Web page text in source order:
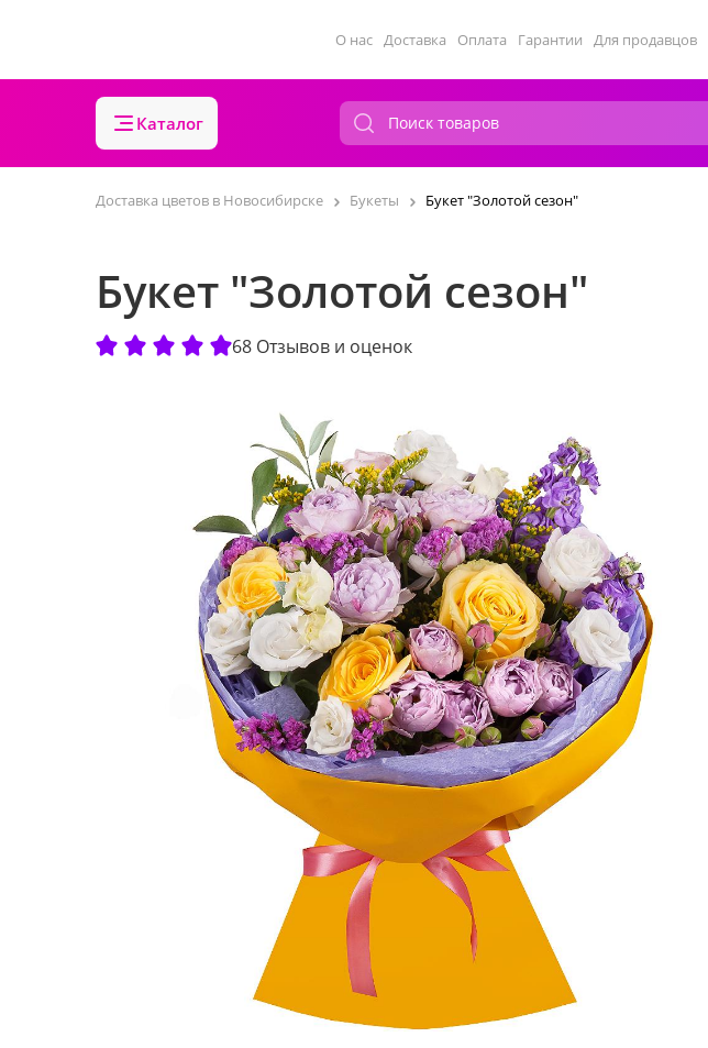
О нас Доставка Оплата Гарантии Для продавцов
Каталог
Доставка цветов в Новосибирске Букеты Букет "Золотой сезон"
Букет "Золотой сезон"
68 Отзывов и оценок